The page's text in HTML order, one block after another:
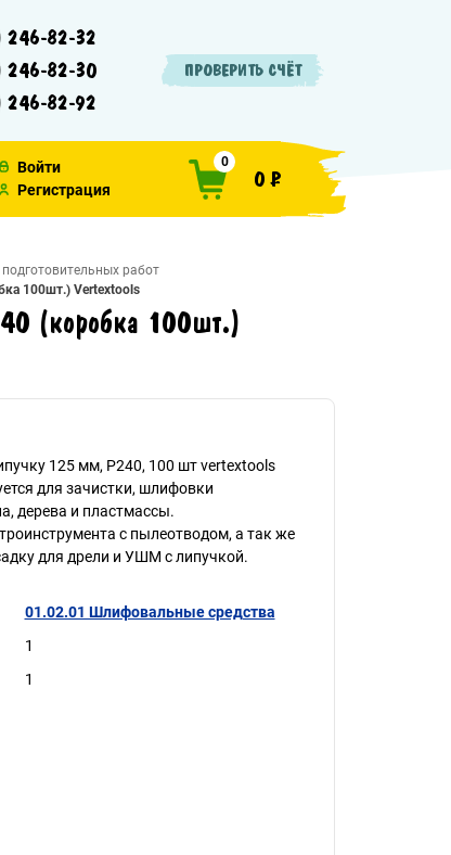
82-32
82-30
82-92
ПРОВЕРИТЬ СЧЁТ
Войти
Регистрация
0
0 ₽
работ
100шт.) Vertextools
(коробка 100шт.)
125 мм, Р240, 100 шт vertextools
для зачистки, шлифовки
дерева и пластмассы.
с пылеотводом, а так же
для дрели и УШМ с липучкой.
01.02.01 Шлифовальные средства
1
1